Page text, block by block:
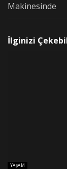
Makinesinde
İlginizi
YAŞAM